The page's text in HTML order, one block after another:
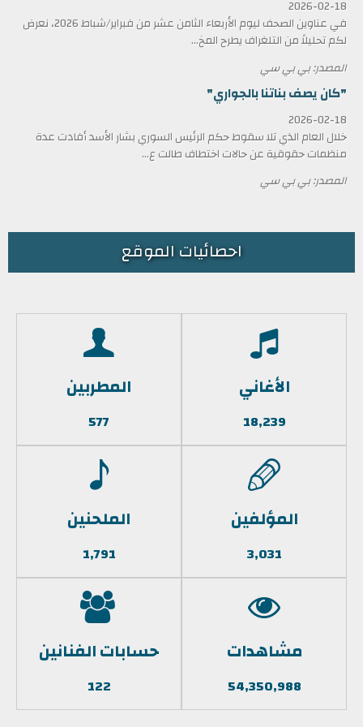
2026-02-18
في عناوين الصحف ليوم الأربعاء الثامن عشر من فبراير/شباط 2026، نعرض
لكم تحليلاً من التلغراف يطرح المخ...
المصدر: بي بي سي
"كان يصف بناتنا بالجواري"
2026-02-18
خلال العام الذي تلا سقوط حكم الرئيس السوري بشار الأسد أفادت عدة
منظمات حقوقية عن حالات اختطاف طالت ع...
المصدر: بي بي سي
احصائيات الموقع
الأغاني
18,239
المطربين
577
المؤلفين
3,031
الملحنين
1,791
مشاهدات
54,350,988
حسابات الفنانين
122